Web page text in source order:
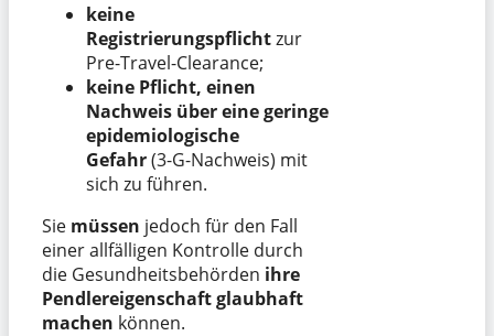
keine
Registrierungspflichtzur
Pre-Travel-Clearance;
keine Pflicht, einen
Nachweis über eine geringe
epidemiologische
Gefahr(3-G-Nachweis) mit
sich zu führen.
Sie müssen jedoch für den Fall
einer allfälligen Kontrolle durch
die Gesundheitsbehörden ihre
Pendlereigenschaft glaubhaft
machen können.